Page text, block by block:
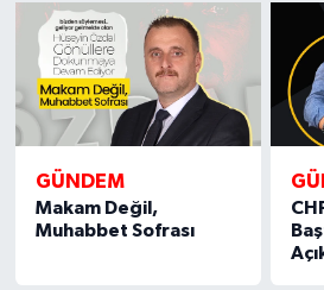
GÜNDEM
Makam Değil,
Muhabbet Sofrası